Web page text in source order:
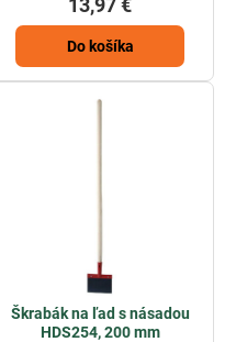
Do košíka
Škrabák na ľad s násadou
HDS254, 200 mm